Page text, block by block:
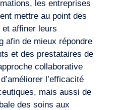
les entreprises
mettre au point des
et affiner leurs
afin de mieux répondre
et des prestataires de
collaborative
l’efficacité
mais aussi de
des soins aux